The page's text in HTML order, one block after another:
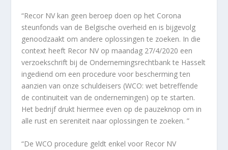
“Recor NV kan geen beroep doen op het Corona
steunfonds van de Belgische overheid en is bijgevolg
genoodzaakt om andere oplossingen te zoeken. In die
context heeft Recor NV op maandag 27/4/2020 een
verzoekschrift bij de Ondernemingsrechtbank te Hasselt
ingediend om een procedure voor bescherming ten
aanzien van onze schuldeisers (WCO: wet betreffende
de continuiteit van de ondernemingen) op te starten.
Het bedrijf drukt hiermee even op de pauzeknop om in
alle rust en sereniteit naar oplossingen te zoeken. ”
“De WCO procedure geldt enkel voor Recor NV